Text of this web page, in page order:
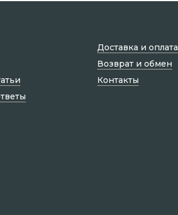
Доставка и оплата
Возврат и обмен
Контакты